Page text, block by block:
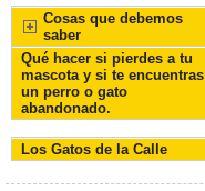
Cosas que debemos
saber
Qué hacer si pierdes a tu
mascota y si te encuentras
un perro o gato
abandonado.
Los Gatos de la Calle